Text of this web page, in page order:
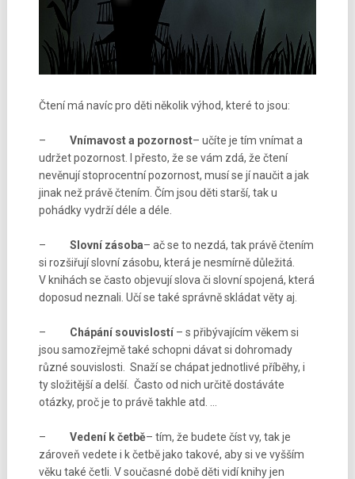
Čtení má navíc pro děti několik výhod, které to jsou:
– Vnímavost a pozornost– učíte je tím vnímat a
udržet pozornost. I přesto, že se vám zdá, že čtení
nevěnují stoprocentní pozornost, musí se jí naučit a jak
jinak než právě čtením. Čím jsou děti starší, tak u
pohádky vydrží déle a déle.
– Slovní zásoba– ač se to nezdá, tak právě čtením
si rozšiřují slovní zásobu, která je nesmírně důležitá.
V knihách se často objevují slova či slovní spojená, která
doposud neznali. Učí se také správně skládat věty aj.
– Chápání souvislostí – s přibývajícím věkem si
jsou samozřejmě také schopni dávat si dohromady
různé souvislosti. Snaží se chápat jednotlivé příběhy, i
ty složitější a delší. Často od nich určitě dostáváte
otázky, proč je to právě takhle atd. …
– Vedení k četbě– tím, že budete číst vy, tak je
zároveň vedete i k četbě jako takové, aby si ve vyšším
věku také četli. V současné době děti vidí knihy jen